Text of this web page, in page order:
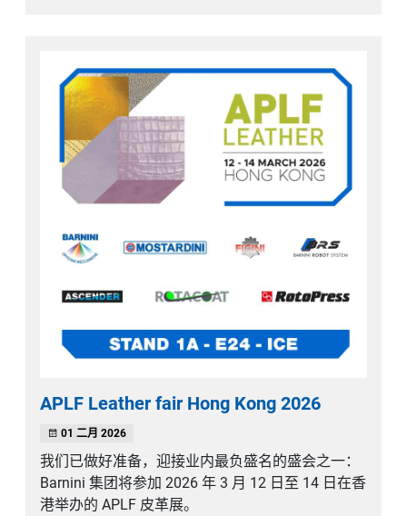
APLF Leather fair Hong Kong 2026
01 二月 2026
我们已做好准备，迎接业内最负盛名的盛会之一：
Barnini 集团将参加 2026 年 3 月 12 日至 14 日在香
港举办的 APLF 皮革展。